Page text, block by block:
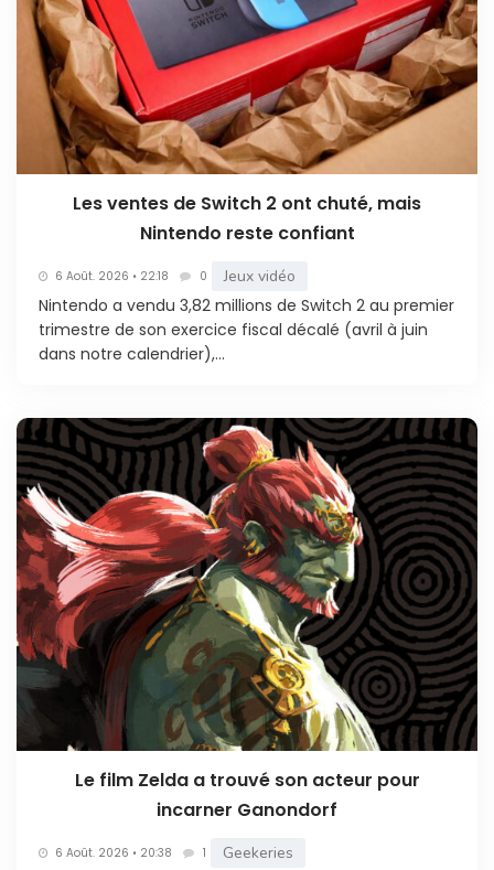
Les ventes de Switch 2 ont chuté, mais
Nintendo reste confiant
6 Août. 2026 • 22:18 0 Jeux vidéo
Nintendo a vendu 3,82 millions de Switch 2 au premier
trimestre de son exercice fiscal décalé (avril à juin
dans notre calendrier),...
Le film Zelda a trouvé son acteur pour
incarner Ganondorf
6 Août. 2026 • 20:38 1 Geekeries